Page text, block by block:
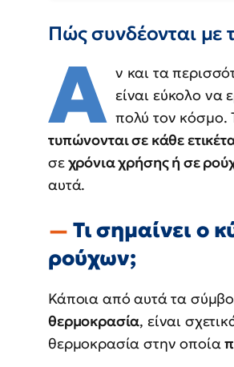
Πώς συνδέονται με
Α ν και τα
είναι εύκολο να
πολύ τον κόσμο.
τυπώνονται σε κάθε
σεχρόνια χρήσης ή σε
αυτά.
Τι σημαίνει ο
ρούχων;
Κάποια από αυτά τα
θερμοκρασία, είναι
θερμοκρασία στην οποία